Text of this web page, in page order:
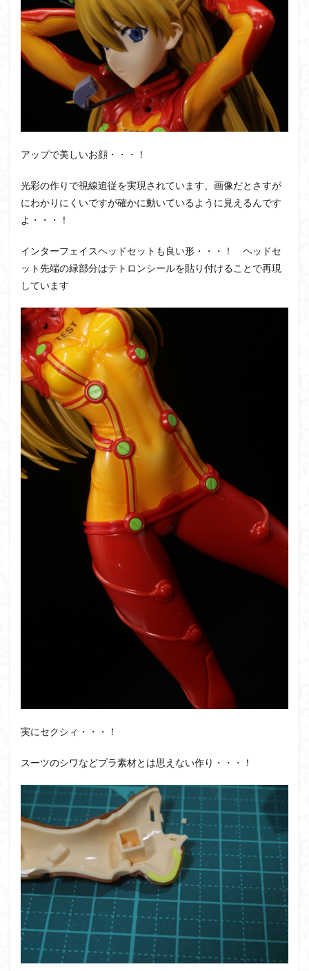
アップで美しいお顔・・・！
光彩の作りで視線追従を実現されています、画像だとさすが
にわかりにくいですが確かに動いているように見えるんです
よ・・・！
インターフェイスヘッドセットも良い形・・・！ ヘッドセ
ット先端の緑部分はテトロンシールを貼り付けることで再現
しています
実にセクシィ・・・！
スーツのシワなどプラ素材とは思えない作り・・・！